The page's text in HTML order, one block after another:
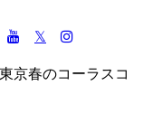
𝕏
京春のコーラスコ